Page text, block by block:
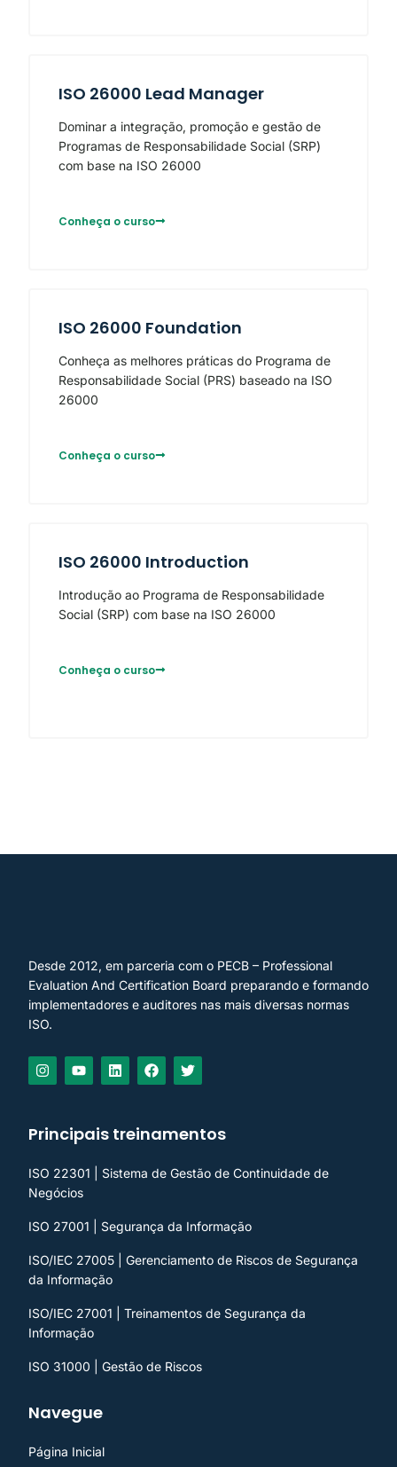
ISO 26000 Lead Manager
Dominar a integração, promoção e gestão de
Programas de Responsabilidade Social (SRP)
com base na ISO 26000
Conheça o curso
ISO 26000 Foundation
Conheça as melhores práticas do Programa de
Responsabilidade Social (PRS) baseado na ISO
26000
Conheça o curso
ISO 26000 Introduction
Introdução ao Programa de Responsabilidade
Social (SRP) com base na ISO 26000
Conheça o curso
Desde 2012, em parceria com o PECB – Professional
Evaluation And Certification Board preparando e formando
implementadores e auditores nas mais diversas normas
ISO.
Principais treinamentos
ISO 22301 | Sistema de Gestão de Continuidade de
Negócios
ISO 27001 | Segurança da Informação
ISO/IEC 27005 | Gerenciamento de Riscos de Segurança
da Informação
ISO/IEC 27001 | Treinamentos de Segurança da
Informação
ISO 31000 | Gestão de Riscos
Navegue
Página Inicial